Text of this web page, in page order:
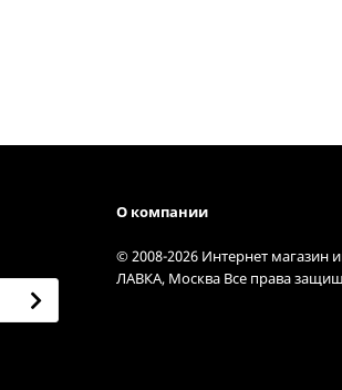
О компании
© 2008-2026 Интернет магазин
ЛАВКА, Москва Все права